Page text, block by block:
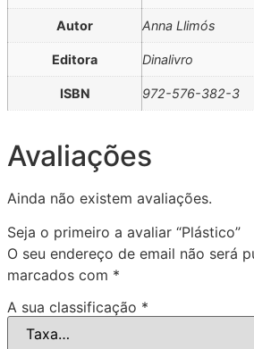
Autor Anna Llimós
Editora Dinalivro
ISBN 972-576-382-3
Avaliações
Ainda não existem avaliações.
Seja o primeiro a avaliar “Plástico”
O seu endereço de email não será
marcados com *
A sua classificação *